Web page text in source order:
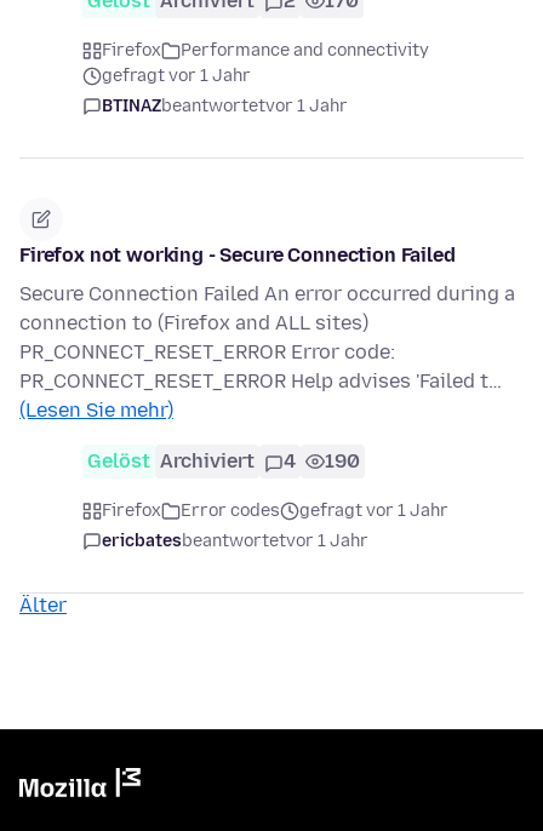
Firefox
Performance and connectivity
gefragt vor 1 Jahr
BTINAZbeantwortetvor 1 Jahr
Firefox not working - Secure Connection Failed
Secure Connection Failed An error occurred during a
connection to (Firefox and ALL sites)
PR_CONNECT_RESET_ERROR Error code:
PR_CONNECT_RESET_ERROR Help advises 'Failed t…
(Lesen Sie mehr)
Gelöst Archiviert 4 190
Firefox Error codes
gefragt vor 1 Jahr
ericbatesbeantwortetvor 1 Jahr
Älter